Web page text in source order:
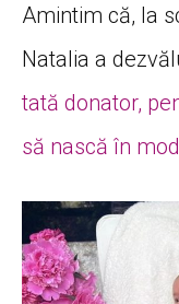
Amintim că, la
Natalia a
tată donator,
să nască în